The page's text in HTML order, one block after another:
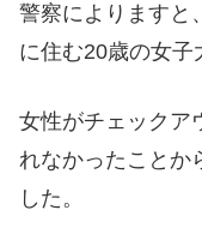
警察によりますと
に住む20歳の女子
女性がチェックア
れなかったことか
した。